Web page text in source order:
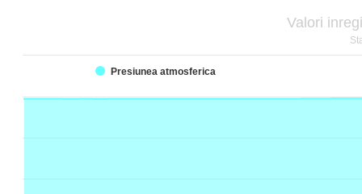
Valori
Presiunea atmosferica